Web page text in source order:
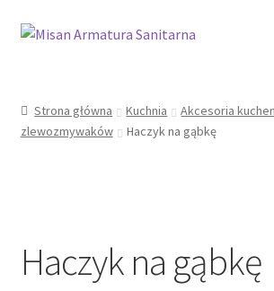
Przejdź
Przejdź
Moje konto
Strona główna Kuchnia Akcesoria
zlewozmywaków
Haczyk na gąbkę
Haczyk na gąbkę